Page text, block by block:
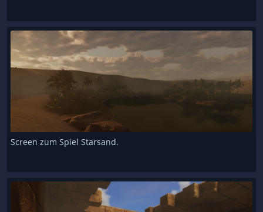
Screen zum Spiel Starsand.